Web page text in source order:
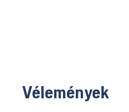
Vélemények